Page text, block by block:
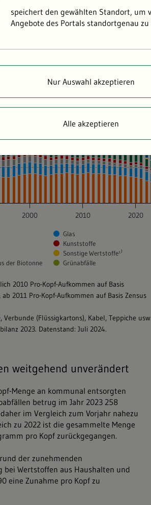
weitgehend unverändert
Menge an kommunal entsorgten
betrug im Jahr 2023 258
im Vergleich zum Vorjahr nahezu
zu 2022 ist die gesammelte Menge
pro Kopf zurückgegangen.
der zunehmenden
Wertstoffen aus Haushalten und
eine Zunahme pro Kopf zu
speichert den gewählten Standort, um
Angebote des Portals standortgenau
Nur Auswahl akzeptieren
Alle akzeptieren